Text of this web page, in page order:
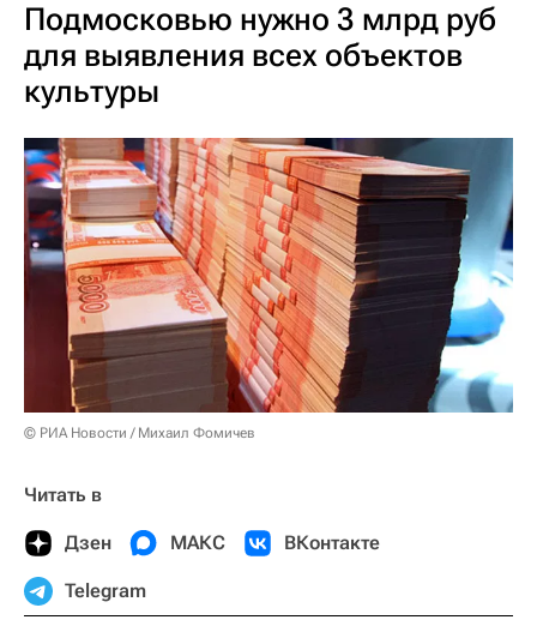
Подмосковью нужно 3 млрд руб
для выявления всех объектов
культуры
© РИА Новости / Михаил Фомичев
Читать в
Дзен МАКС ВКонтакте
Telegram